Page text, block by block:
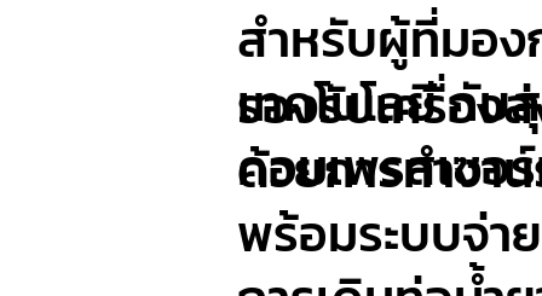
สำหรับผู้ที่มอ
เทคโนโลยี กั
คอมเพรสเซอ
รองรับเครื่อง
ด้วยการทำงา
พร้อมระบบจ่า